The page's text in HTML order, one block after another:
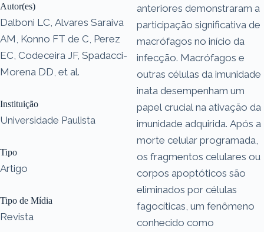
Autor(es)
Dalboni LC, Alvares Saraiva
AM, Konno FT de C, Perez
EC, Codeceira JF, Spadacci-
Morena DD, et al.
Instituição
Universidade Paulista
Tipo
Artigo
Tipo de Mídia
Revista
anteriores demonstraram a
participação significativa de
macrófagos no início da
infecção. Macrófagos e
outras células da imunidade
inata desempenham um
papel crucial na ativação da
imunidade adquirida. Após a
morte celular programada,
os fragmentos celulares ou
corpos apoptóticos são
eliminados por células
fagocíticas, um fenômeno
conhecido como